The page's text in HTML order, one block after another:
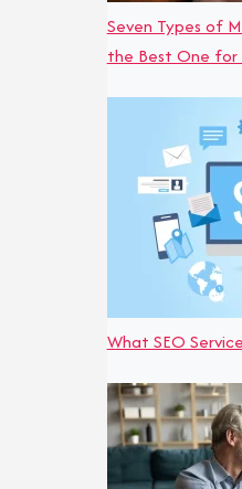
Seven Types of
the Best One for
What SEO